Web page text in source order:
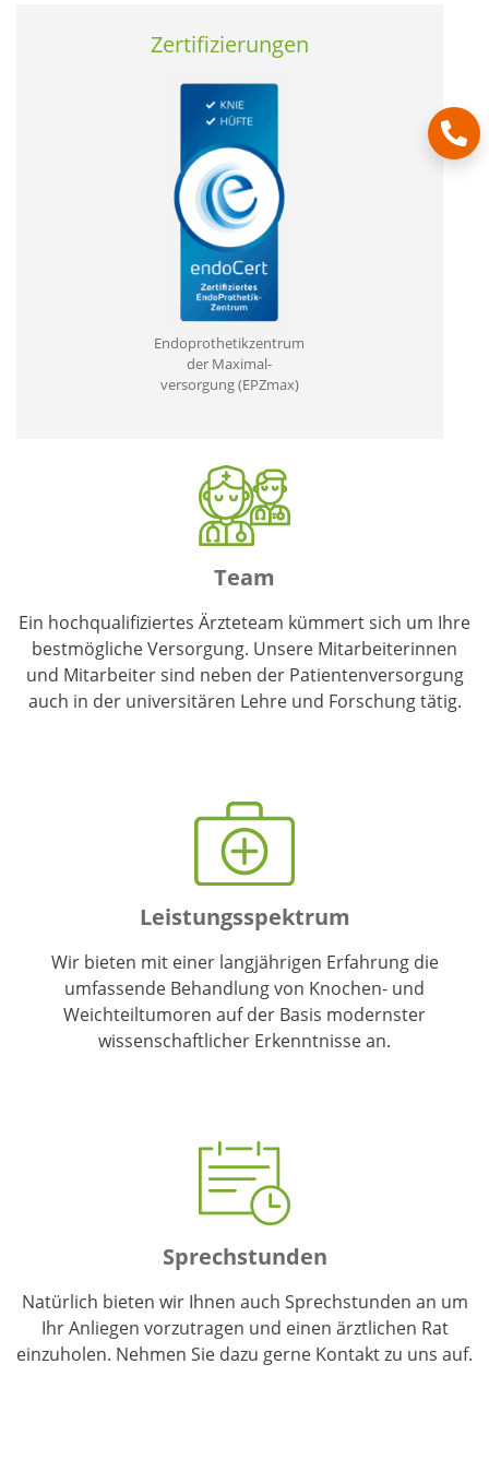
Zertifizierungen
Endoprothetikzentrum
der Maximal­
versorgung (EPZmax)
Team
Ein hochqualifiziertes Ärzteteam kümmert sich um Ihre
bestmögliche Versorgung. Unsere Mitarbeiterinnen
und Mitarbeiter sind neben der Patientenversorgung
auch in der universitären Lehre und Forschung tätig.
Leistungsspektrum
Wir bieten mit einer langjährigen Erfahrung die
umfassende Behandlung von Knochen- und
Weichteiltumoren auf der Basis modernster
wissenschaftlicher Erkenntnisse an.
Sprechstunden
Natürlich bieten wir Ihnen auch Sprechstunden an um
Ihr Anliegen vorzutragen und einen ärztlichen Rat
einzuholen. Nehmen Sie dazu gerne Kontakt zu uns auf.